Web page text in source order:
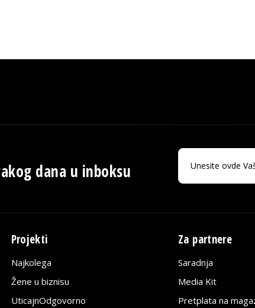
dana u inboksu
Projekti
Najkolega
Žene u biznisu
UticajnOdgovorno
Za partnere
Saradnja
Media Kit
Pretplata na